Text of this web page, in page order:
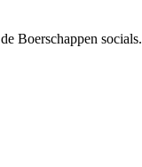
Boerschappen socials.